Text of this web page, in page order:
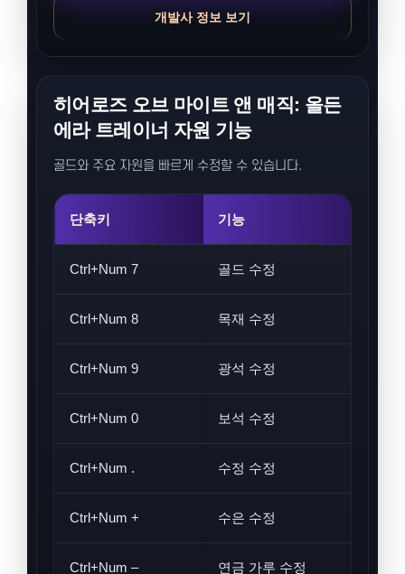
개발사 정보 보기
히어로즈 오브 마이트 앤 매직: 올든
에라 트레이너 자원 기능
골드와 주요 자원을 빠르게 수정할 수 있습니다.
단축키 기능
Ctrl+Num 7 골드 수정
Ctrl+Num 8 목재 수정
Ctrl+Num 9 광석 수정
Ctrl+Num 0 보석 수정
Ctrl+Num . 수정 수정
Ctrl+Num + 수은 수정
Ctrl+Num – 연금 가루 수정